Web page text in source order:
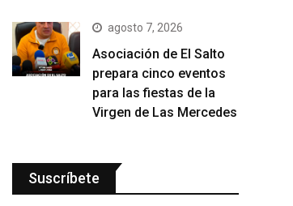
agosto 7, 2026
Asociación de El Salto
prepara cinco eventos
para las fiestas de la
Virgen de Las Mercedes
Suscríbete